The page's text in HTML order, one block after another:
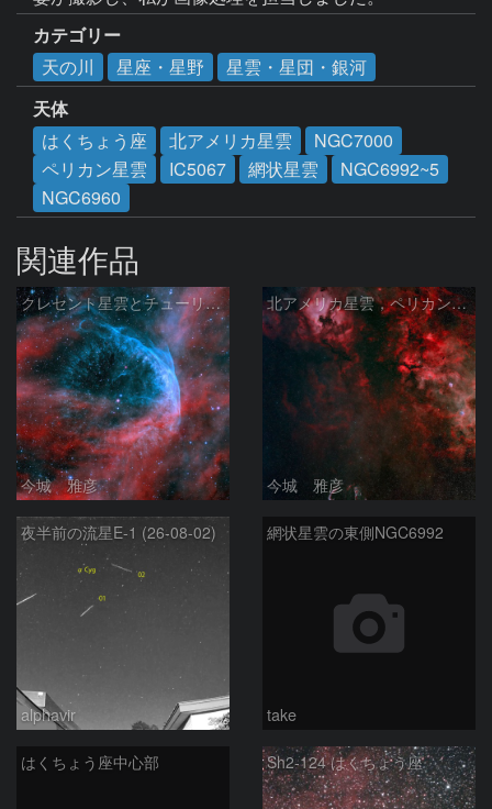
カテゴリー
天の川
星座・星野
星雲・星団・銀河
天体
はくちょう座
北アメリカ星雲
NGC7000
ペリカン星雲
IC5067 網状星雲
NGC6992~5
NGC6960
関連作品
クレセント星雲とチューリップ星雲の真ん中あたりにある星雲 NGC6883 ???
今城 雅彦
北アメリカ星雲，ペリカン星雲，サドル付近，クレセント星雲，網状星雲・・・etc
今城 雅彦
夜半前の流星E-1 (26-08-02)
alphavir
網状星雲の東側NGC6992
take
はくちょう座中心部 Sh2-124 はくちょう座